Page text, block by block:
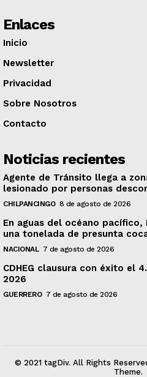
Enlaces
Inicio
Newsletter
Privacidad
Sobre Nosotros
Contacto
Noticias recientes
Agente de Tránsito llega a
lesionado por personas
CHILPANCINGO 8 de agosto de 2026
En aguas del océano pacífico,
una tonelada de presunta
NACIONAL 7 de agosto de 2026
CDHEG clausura con éxito el
2026
GUERRERO 7 de agosto de 2026
© 2021 tagDiv. All Rights
Theme.